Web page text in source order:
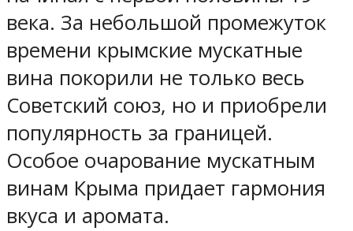
века. За небольшой промежуток
времени крымские мускатные
вина покорили не только весь
Советский союз, но и приобрели
популярность за границей.
Особое очарование мускатным
винам Крыма придает гармония
вкуса и аромата.